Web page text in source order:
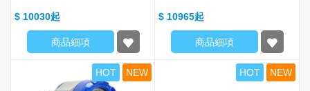
$ 10030
商品細項
$ 10965
商品細項
HOT NEW HOT NEW